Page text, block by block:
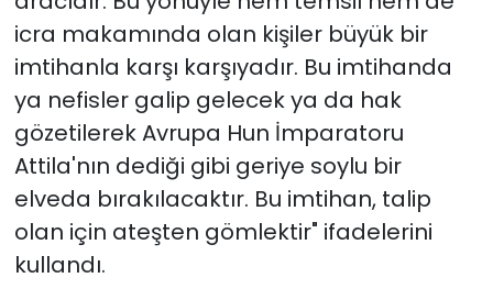
icra makamında olan kişiler büyük bir
imtihanla karşı karşıyadır. Bu imtihanda
ya nefisler galip gelecek ya da hak
gözetilerek Avrupa Hun İmparatoru
Attila'nın dediği gibi geriye soylu bir
elveda bırakılacaktır. Bu imtihan, talip
olan için ateşten gömlektir" ifadelerini
kullandı.